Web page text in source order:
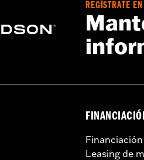
y tornillería de fijación
www.h-d.com/warranty
REGÍSTRATE
Leasing de